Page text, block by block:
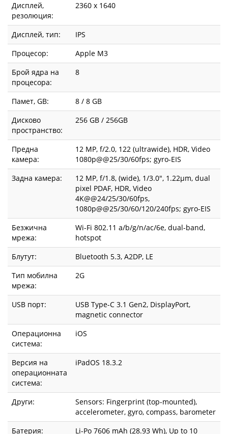
Дисплей,
резолюция:
2360 x 1640
Дисплей, тип:
IPS
Процесор:
Apple M3
Брой ядра на
процесора:
8
Памет, GB:
8 / 8 GB
Дисково
пространство:
256 GB / 256GB
Предна
камера:
12 MP, f/2.0, 122 (ultrawide), HDR, Video
1080p@@25/30/60fps; gyro-EIS
Задна камера:
12 MP, f/1.8, (wide), 1/3.0", 1.22µm, dual
pixel PDAF, HDR, Video
4K@@24/25/30/60fps,
1080p@@25/30/60/120/240fps; gyro-EIS
Безжична
мрежа:
Wi-Fi 802.11 a/b/g/n/ac/6e, dual-band,
hotspot
Блутут:
Bluetooth 5.3, A2DP, LE
Тип мобилна
мрежа:
2G
USB порт:
USB Type-C 3.1 Gen2, DisplayPort,
magnetic connector
Операционна
система:
iOS
Версия на
операционната
система:
iPadOS 18.3.2
Други:
Sensors: Fingerprint (top-mounted),
accelerometer, gyro, compass, barometer
Батерия:
Li-Po 7606 mAh (28.93 Wh), Up to 10